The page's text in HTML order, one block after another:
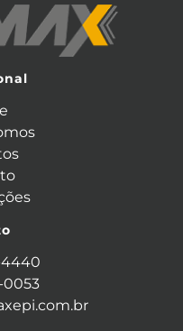
Sinalização
Civil
Fria
Cobertura
com
4440
0053